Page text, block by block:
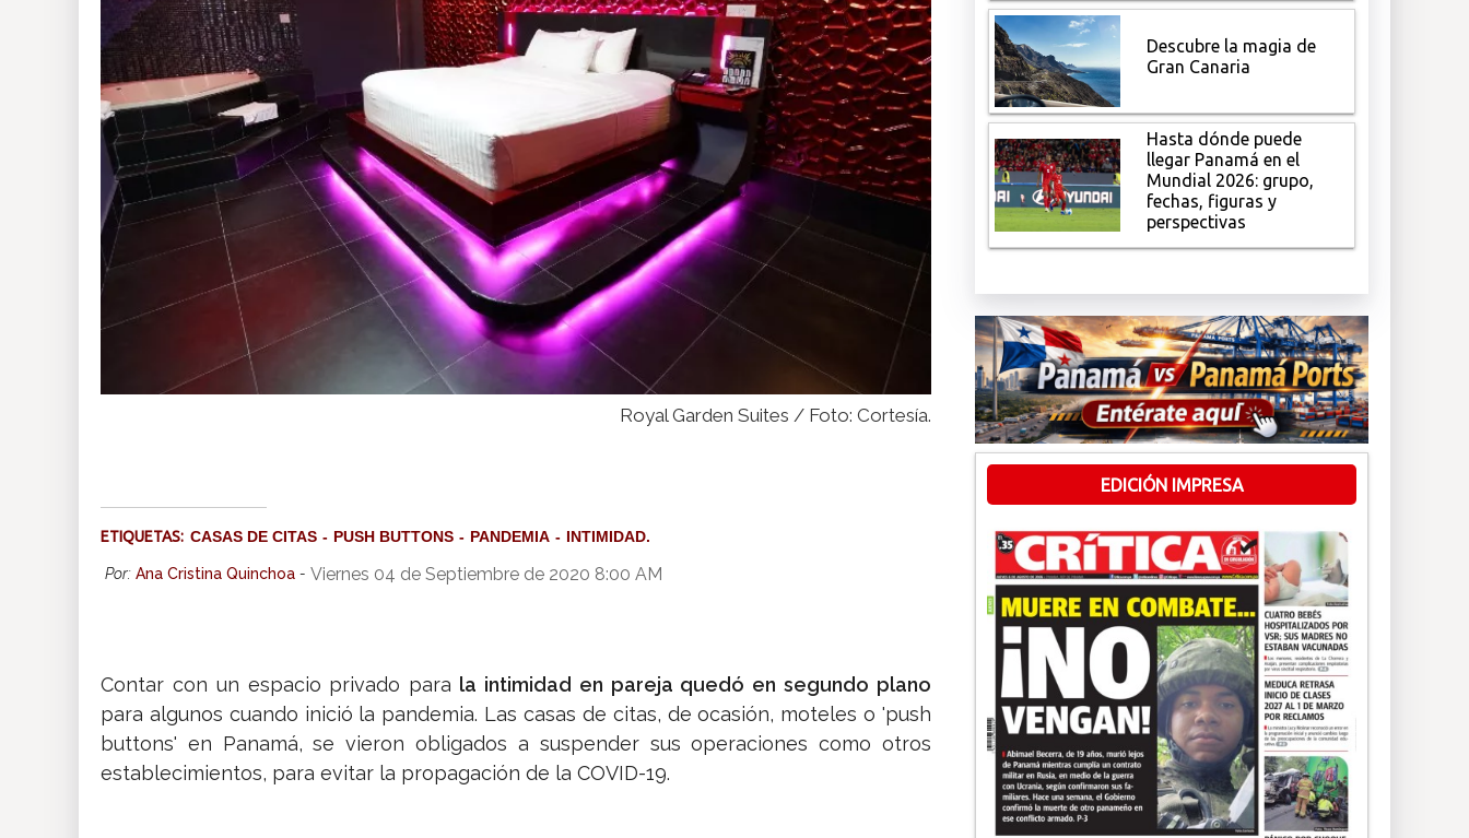
Royal Garden Suites / Foto: Cortesía.
ETIQUETAS: CASAS DE CITAS PUSH BUTTONS PANDEMIA INTIMIDAD.
Por: Ana Cristina Quinchoa - Viernes 04 de Septiembre de 2020 8:00 AM
Contar con un espacio privado para la intimidad en pareja quedó en segundo plano
para algunos cuando inició la pandemia. Las casas de citas, de ocasión, moteles o 'push
buttons' en Panamá, se vieron obligados a suspender sus operaciones como otros
establecimientos, para evitar la propagación de la COVID-19.
Descubre la magia de
Gran Canaria
Hasta dónde puede
llegar Panamá en el
Mundial 2026: grupo,
fechas, figuras y
perspectivas
EDICIÓN IMPRESA